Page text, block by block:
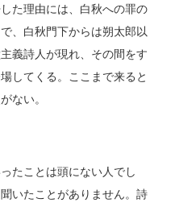
た理由には、白秋への罪の
、白秋門下からは朔太郎以
義詩人が現れ、その間をす
してくる。ここまで来ると
ない。
たことは頭にない人でし
いたことがありません。詩